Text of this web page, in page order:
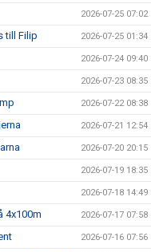
2026-07-25 07:02
till Filip 2026-07-25 01:34
2026-07-24 09:40
2026-07-23 08:35
2026-07-22 08:38
2026-07-21 12:54
2026-07-20 20:15
2026-07-19 18:35
2026-07-18 14:49
4x100m 2026-07-17 07:58
2026-07-16 07:56